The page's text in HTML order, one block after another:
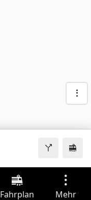
Fahrplan Mehr